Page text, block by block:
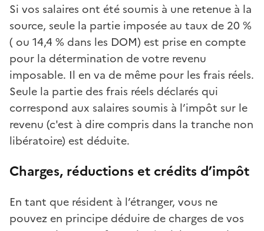
Si vos salaires ont été soumis à une retenue à la
source, seule la partie imposée au taux de 20 %
( ou 14,4 % dans les DOM) est prise en compte
pour la détermination de votre revenu
imposable. Il en va de même pour les frais réels.
Seule la partie des frais réels déclarés qui
correspond aux salaires soumis à l’impôt sur le
revenu (c'est à dire compris dans la tranche non
libératoire) est déduite.
Charges, réductions et crédits d’impôt
En tant que résident à l’étranger, vous ne
pouvez en principe déduire de charges de vos